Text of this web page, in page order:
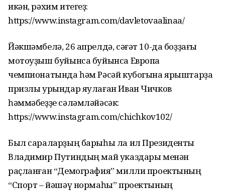
икән, рәхим итегеҙ:
https://www.instagram.com/davletovaalinaa/
Йәкшәмбелә, 26 апрелдә, сәғәт 10-да боҙҙағы
мотоуҙыш буйынса буйынса Европа
чемпионатында һәм Рәсәй кубогына ярыштарҙа
призлы урындар яулаған Иван Чичков
һәммәбеҙҙе сәләмләйәсәк:
https://www.instagram.com/chichkov102/
Был сараларҙың барыһы ла ил Президенты
Владимир Путиндың май указдары менән
раҫланған “Демография” милли проектының
“Спорт – йәшәү нормаһы” проектының